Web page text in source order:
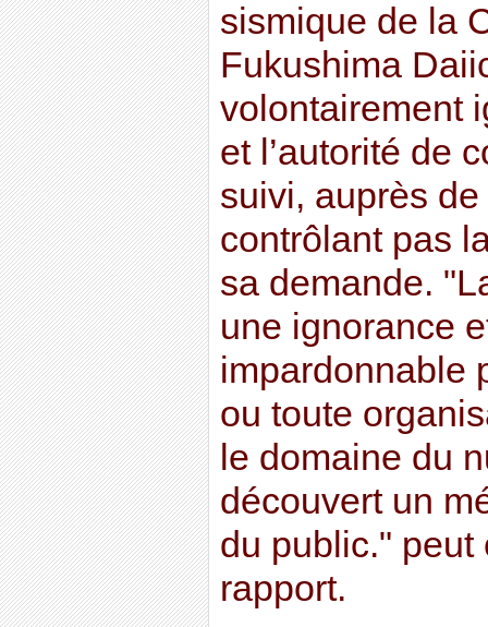
sismique de la
Fukushima
volontairement
et l’autorité de
suivi, auprès de
contrôlant pas
sa demande.
une ignorance
impardonnable
ou toute
le domaine du
découvert un
du public."
rapport.